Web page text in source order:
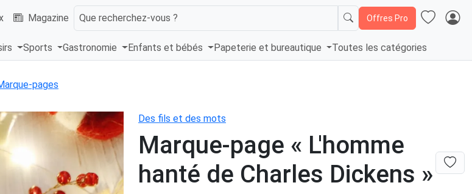
Magazine Que recherchez-vous ? Offres Pro
Sports Gastronomie Enfants et bébés Papeterie et bureautique Toutes les catégories
pages
Des fils et des mots
Marque-page « L'homme
hanté de Charles Dickens »